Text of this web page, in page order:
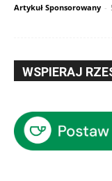
Artykuł Sponsorowany -
WSPIERAJ